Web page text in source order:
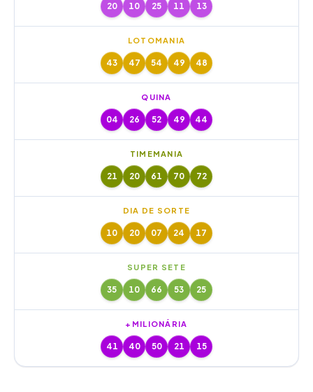
20 10 25 11 13
LOTOMANIA
43 47 54 49 48
QUINA
04 26 52 49 44
TIMEMANIA
21 20 61 70 72
DIA DE SORTE
10 20 07 24 17
SUPER SETE
35 10 66 53 25
+MILIONÁRIA
41 40 50 21 15